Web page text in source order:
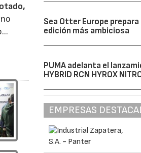
Sea Otter Europe prepara
edición más ambiciosa
PUMA adelanta el
HYBRID RCN HYROX
EMPRESAS